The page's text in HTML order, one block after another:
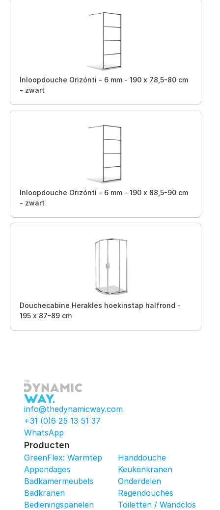
Inloopdouche Orizónti - 6 mm - 190 x 78,5-80 cm
- zwart
Inloopdouche Orizónti - 6 mm - 190 x 88,5-90 cm
- zwart
Douchecabine Herakles hoekinstap halfrond -
195 x 87-89 cm
info@thedynamicway.com
+31 (0)6 25 13 51 37
WhatsApp
Producten
GreenFlex: Warmtepomop-Box
Appendages
Badkamermeubels
Badkranen
Bedieningspanelen
Handdouche
Keukenkranen
Onderdelen
Regendouches
Toiletten / Wandcloset